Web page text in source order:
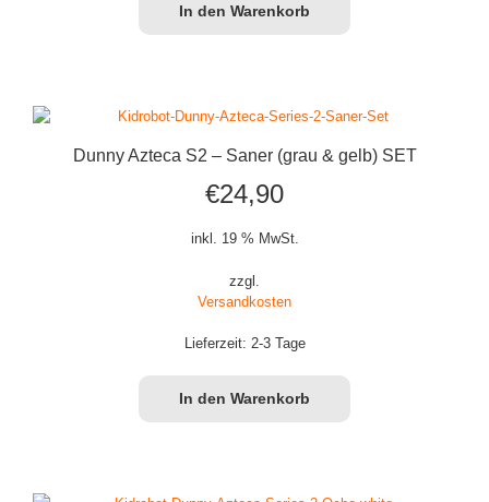
In den Warenkorb
Dunny Azteca S2 – Saner (grau & gelb) SET
€24,90
inkl. 19 % MwSt.
zzgl.
Versandkosten
Lieferzeit: 2-3 Tage
In den Warenkorb